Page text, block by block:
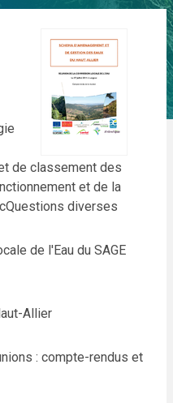
de classement des
et de la
Questions diverses
de l'Eau du SAGE
Allier
: compte-rendus et